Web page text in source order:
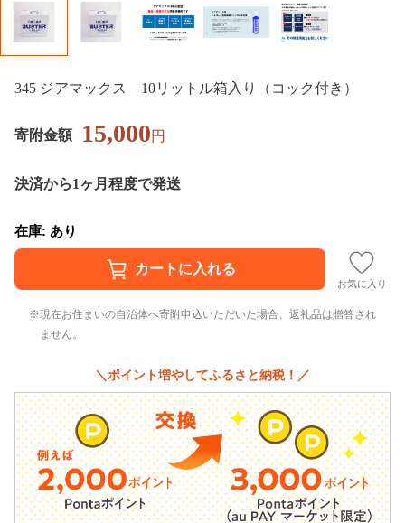
345 ジアマックス 10リットル箱入り（コック付き）
寄附金額 15,000円
決済から1ヶ月程度で発送
在庫: あり
お気に入り
現在お住まいの自治体へ寄附申込いただいた場合、返礼品は贈答され
ません。
＼ポイント増やしてふるさと納税！／